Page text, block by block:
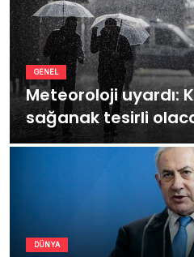
GENEL
Meteoroloji uyardı:
sağanak tesirli
DÜNYA